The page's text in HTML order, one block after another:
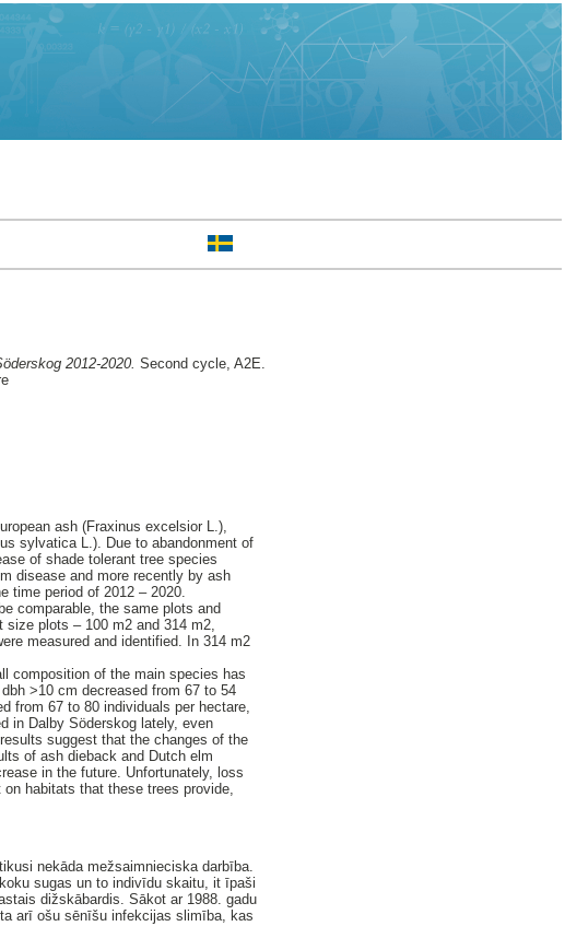
2012-2020. Second cycle, A2E.
ash (Fraxinus excelsior L.),
sylvatica L.). Due to abandonment of
of shade tolerant tree species
disease and more recently by ash
time period of 2012 – 2020.
comparable, the same plots and
size plots – 100 m2 and 314 m2,
measured and identified. In 314 m2
composition of the main species has
>10 cm decreased from 67 to 54
from 67 to 80 individuals per hectare,
in Dalby Söderskog lately, even
suggest that the changes of the
of ash dieback and Dutch elm
in the future. Unfortunately, loss
habitats that these trees provide,
nekāda mežsaimnieciska darbība.
sugas un to indivīdu skaitu, it īpaši
dižskābardis. Sākot ar 1988. gadu
arī ošu sēnīšu infekcijas slimība, kas